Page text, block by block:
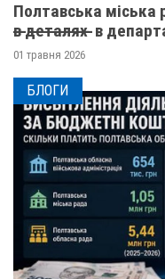
Полтавська міська
в̶ ̶д̶е̶т̶а̶л̶я̶х̶ ̶ в
01 травня 2026
БЛОГИ